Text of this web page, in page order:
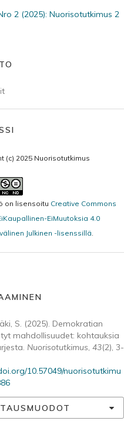
2 (2025): Nuorisotutkimus 2
(c) 2025 Nuorisotutkimus
on lisensoitu Creative Commons
EiMuutoksia 4.0
Julkinen -lisenssillä.
S. (2025). Demokratian
mahdollisuudet: kohtauksia
Nuorisotutkimus, 43(2), 3-
10.57049/nuorisotutkimu